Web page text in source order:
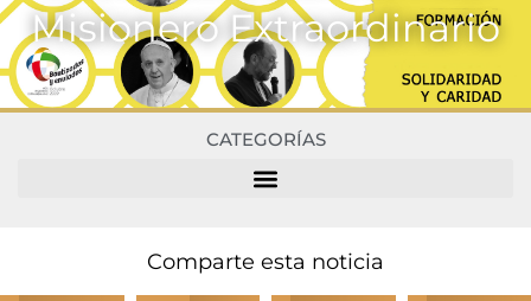
Misionero Extraordinario
CATEGORÍAS
Comparte esta noticia